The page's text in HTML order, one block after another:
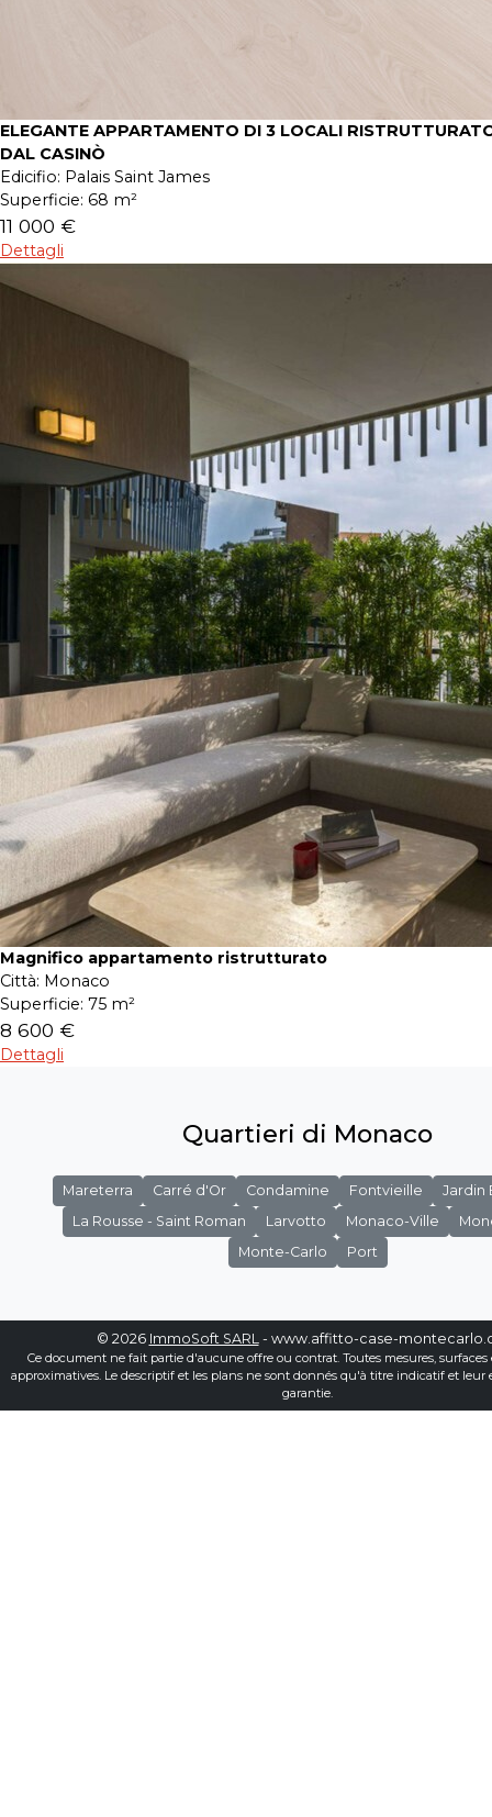
ELEGANTE APPARTAMENTO DI 3 LOCALI
DAL CASINÒ
Edicifio: Palais Saint James
Superficie: 68 m²
11 000 €
Dettagli
Magnifico appartamento ristrutturato
Città: Monaco
Superficie: 75 m²
8 600 €
Dettagli
Quartieri di Monaco
Mareterra Carré d'Or Condamine Fontvieille
Jardin
La Rousse - Saint Roman
Larvotto Monaco-Ville
Monte-Carlo
Port
© 2026 ImmoSoft SARL- www.affitto-case-
Ce document ne fait partie d'aucune offre ou contrat. Toutes mesures, surfaces
approximatives. Le descriptif et les plans ne sont donnés qu'à titre indicatif et leur
garantie.